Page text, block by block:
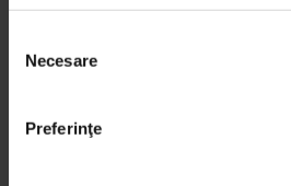
Necesare
Preferinţe
An Indian doctor from Ukraine
facilitator for refugees in
health services.
DeAndrada Lăutaru